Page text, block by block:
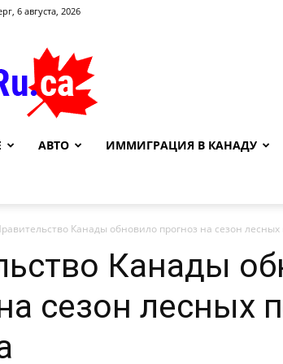
6 августа, 2026
NewsRu.Ca
АВТО ИММИГРАЦИЯ В КАНАДУ
Канады обновило прогноз на сезон лесных
Канады
сезон лесных